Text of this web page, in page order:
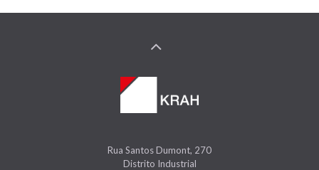
Rua Santos Dumont, 270
Distrito Industrial